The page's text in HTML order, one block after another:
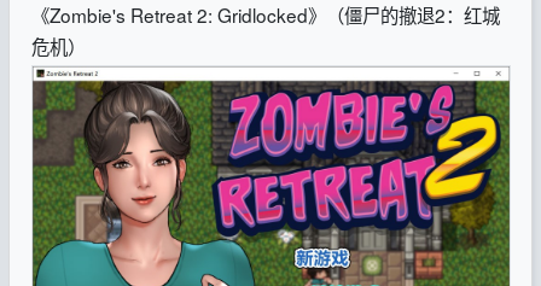
《Zombie's Retreat 2: Gridlocked》（僵尸的撤退2：红城
危机）